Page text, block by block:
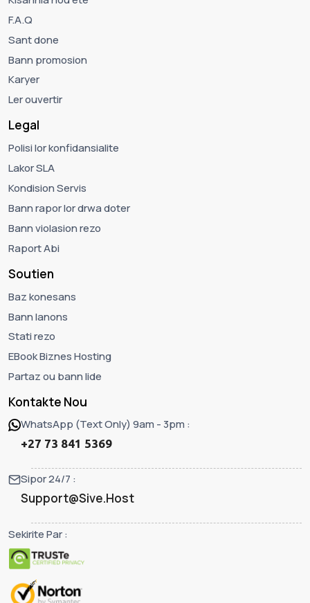
F.A.Q
Sant done
Bann promosion
Karyer
Ler ouvertir
Legal
Polisi lor konfidansialite
Lakor SLA
Kondision Servis
Bann rapor lor drwa doter
Bann violasion rezo
Raport Abi
Soutien
Baz konesans
Bann lanons
Stati rezo
EBook Biznes Hosting
Partaz ou bann lide
Kontakte Nou
WhatsApp (Text Only) 9am - 3pm :
+27 73 841 5369
Sipor 24/7 :
Support@Sive.Host
Sekirite Par :